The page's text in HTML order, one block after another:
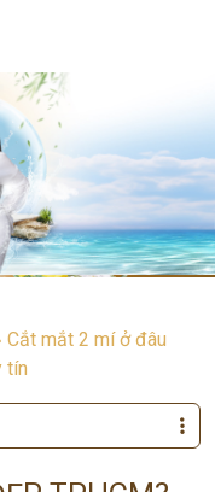
Cắt mắt 2 mí ở đâu
tín